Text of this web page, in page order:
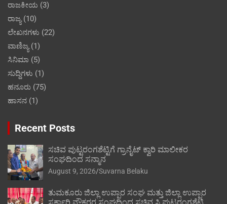
ರಾಜಕೀಯ (3)
ರಾಜ್ಯ(10)
ಲೇಖನಗಳು (22)
ವಾಣಿಜ್ಯ(1)
ಸಿನಿಮಾ (5)
ಸುದ್ದಿಗಳು (1)
ಹನೂರು (75)
ಹಾಸನ (1)
Recent Posts
ಸಚಿವ ಪುಟ್ಟರಂಗಶೆಟ್ಟಿಗೆ ಗ್ರಾನೈಟ್ ಕ್ವಾರಿ ಮಾಲೀಕರ
ಸಂಘದಿಂದ ಸನ್ಮಾನ
August 9, 2026 Suvarna Belaku
ತುಮಕೂರು ಜಿಲ್ಲಾ ಉಪ್ಪಾರ ಸಂಘ ಮತ್ತು ಜಿಲ್ಲಾ ಉಪ್ಪಾರ